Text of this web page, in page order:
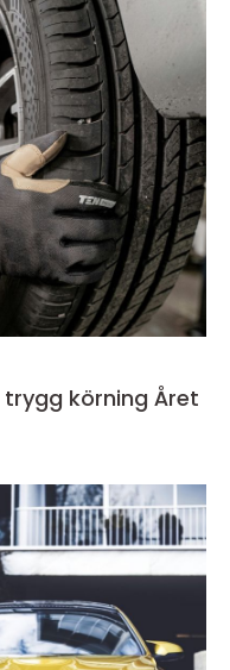
körning Året